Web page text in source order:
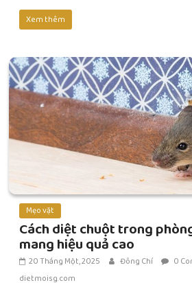
Xem thêm
Mẹo vặt
Cách diệt chuột trong
mang hiệu quả cao
20 Tháng Một, 2025 Đông Chí
0
dietmoisg.com